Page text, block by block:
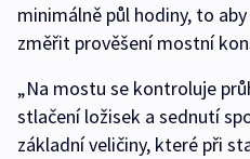
minimálně půl hodiny, to
změřit prověšení mostní
„Na mostu se kontroluje
stlačení ložisek a sednutí
základní veličiny, které při